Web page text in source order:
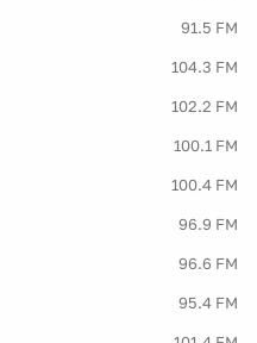
91.5 FM
104.3 FM
102.2 FM
100.1 FM
100.4 FM
96.9 FM
96.6 FM
95.4 FM